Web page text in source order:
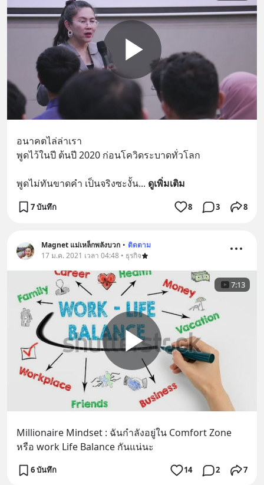
อนาคตไล่ล่าเรา
พูดไว้ในปี ต้นปี 2020 ก่อนโควิดระบาดทั่วโลก
พูดไม่ทันขาดคำ เป็นจริงซะงั้น... ดูเพิ่มเติม
7 บันทึก 8 3 8
Magnet แม่เหล็กพลังบวก • ติดตาม
17 ม.ค. 2021 เวลา 04:48 • ธุรกิจ
7:13
Millionaire Mindset : ฉันกำลังอยู่ใน Comfort Zone
หรือ work Life Balance กันแน่นะ
6 บันทึก 14 2 7